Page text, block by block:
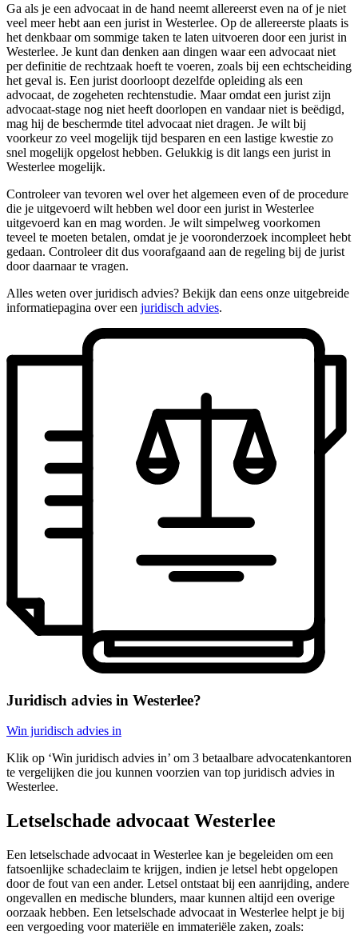
Ga als je een advocaat in de hand neemt allereerst even na of je niet
veel meer hebt aan een jurist in Westerlee. Op de allereerste plaats is
het denkbaar om sommige taken te laten uitvoeren door een jurist in
Westerlee. Je kunt dan denken aan dingen waar een advocaat niet
per definitie de rechtzaak hoeft te voeren, zoals bij een echtscheiding
het geval is. Een jurist doorloopt dezelfde opleiding als een
advocaat, de zogeheten rechtenstudie. Maar omdat een jurist zijn
advocaat-stage nog niet heeft doorlopen en vandaar niet is beëdigd,
mag hij de beschermde titel advocaat niet dragen. Je wilt bij
voorkeur zo veel mogelijk tijd besparen en een lastige kwestie zo
snel mogelijk opgelost hebben. Gelukkig is dit langs een jurist in
Westerlee mogelijk.
Controleer van tevoren wel over het algemeen even of de procedure
die je uitgevoerd wilt hebben wel door een jurist in Westerlee
uitgevoerd kan en mag worden. Je wilt simpelweg voorkomen
teveel te moeten betalen, omdat je je vooronderzoek incompleet hebt
gedaan. Controleer dit dus voorafgaand aan de regeling bij de jurist
door daarnaar te vragen.
Alles weten over juridisch advies? Bekijk dan eens onze uitgebreide
informatiepagina over een juridisch advies.
Juridisch advies in Westerlee?
Win juridisch advies in
Klik op ‘Win juridisch advies in’ om 3 betaalbare advocatenkantoren
te vergelijken die jou kunnen voorzien van top juridisch advies in
Westerlee.
Letselschade advocaat Westerlee
Een letselschade advocaat in Westerlee kan je begeleiden om een
fatsoenlijke schadeclaim te krijgen, indien je letsel hebt opgelopen
door de fout van een ander. Letsel ontstaat bij een aanrijding, andere
ongevallen en medische blunders, maar kunnen altijd een overige
oorzaak hebben. Een letselschade advocaat in Westerlee helpt je bij
een vergoeding voor materiële en immateriële zaken, zoals: